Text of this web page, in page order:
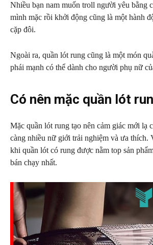
Nhiều bạn nam muốn troll người yêu bằng
mình mặc rồi khởi động cũng là một hành
cặp đôi.
Ngoài ra, quần lót rung cũng là một món
phái mạnh có thể dành cho người phụ nữ
Có nên mặc quần lót
Mặc quần lót rung tạo nên cảm giác mới lạ
càng nhiều nữ giới trải nghiệm và ưa thích.
khi quần lót có rung được nằm top sản
bán chạy nhất.